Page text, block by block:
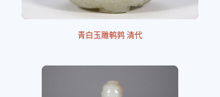
青白玉雕鹌鹑 清代